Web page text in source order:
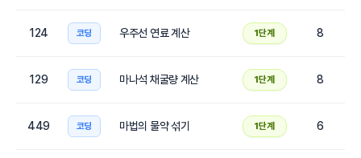
124 코딩 우주선 연료 계산 1단계 8
129 코딩 마나석 채굴량 계산 1단계 8
449 코딩 마법의 물약 섞기 1단계 6